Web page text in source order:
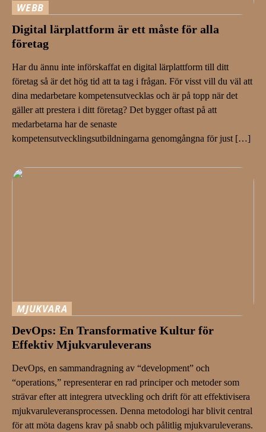
WEBB
Digital lärplattform är ett måste för alla
företag
Har du ännu inte införskaffat en digital lärplattform till ditt
företag så är det hög tid att ta tag i frågan. För visst vill du väl att
dina medarbetare kompetensutvecklas och är på topp när det
gäller att prestera i ditt företag? Det bygger oftast på att
medarbetarna har de senaste
kompetensutvecklingsutbildningarna genomgångna för just […]
MJUKVARA
DevOps: En Transformative Kultur för
Effektiv Mjukvaruleverans
DevOps, en sammandragning av “development” och
“operations,” representerar en rad principer och metoder som
strävar efter att integrera utveckling och drift för att effektivisera
mjukvaruleveransprocessen. Denna metodologi har blivit central
för att möta dagens krav på snabb och pålitlig mjukvaruleverans.